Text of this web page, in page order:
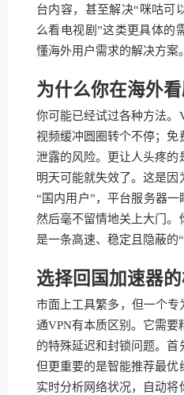
台内容，甚至解决“咪咕可
么看电视剧”这类更具体的
懂海外用户需求的解决方案。
为什么你在海外看
你可能已经试过各种方法。
视频缓冲圆圈转个不停；免
泄露的风险。更让人头疼的
明天可能就失效了。这是
“国内用户”，平台服务器一
然后毫不留情地关上大门
是一条高速、稳定且隐蔽的“
选择回国加速器
市面上工具繁多，但一个专
通VPN有本质区别。它需
的特殊延迟和封锁问题。首
但更重要的是智能推荐最
实时分析网络状况，自动